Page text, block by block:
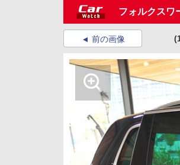
フォルクスワ
前の画像